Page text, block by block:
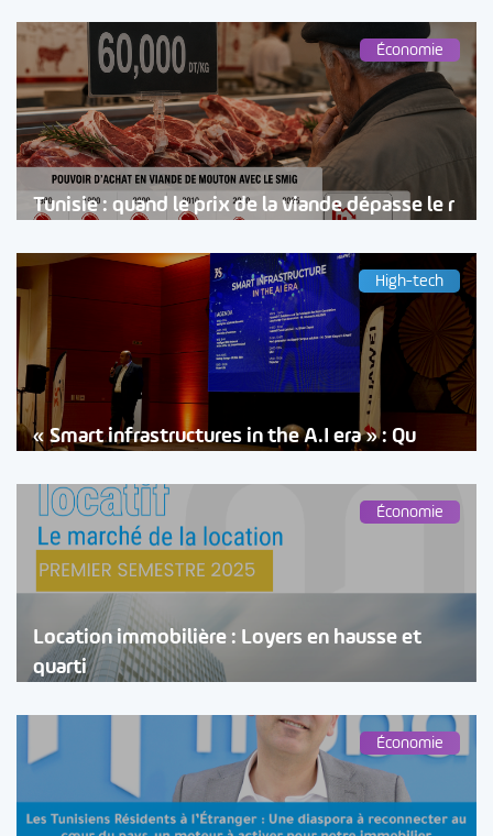
Économie
Tunisie : quand le prix de la viande dépasse le r
High-tech
« Smart infrastructures in the A.I era » : Qu
Économie
Location immobilière : Loyers en hausse et
quarti
Économie